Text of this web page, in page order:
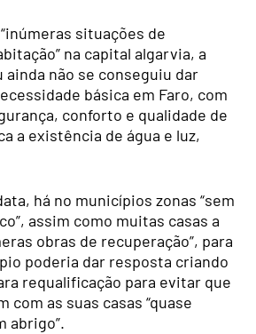
situações de
na capital algarvia, a
ainda não se conseguiu dar
básica em Faro, com
conforto e qualidade de
a existência de água e luz,
há no municípios zonas “sem
assim como muitas casas a
obras de recuperação”, para
poderia dar resposta criando
requalificação para evitar que
com as suas casas “quase
abrigo”.